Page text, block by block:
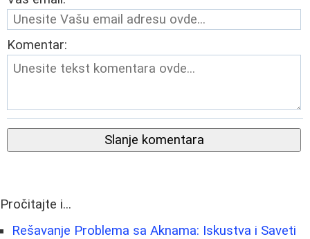
Komentar:
Slanje komentara
Pročitajte i...
Rešavanje Problema sa Aknama: Iskustva i Saveti